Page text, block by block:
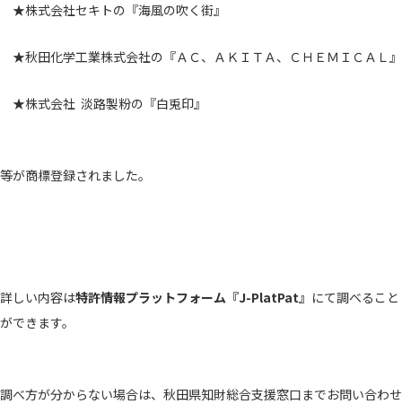
★株式会社セキトの『海風の吹く街』
★秋田化学工業株式会社の『ＡＣ、ＡＫＩＴＡ、ＣＨＥＭＩＣＡＬ』
★株式会社 淡路製粉の『白兎印』
等が商標登録されました。
詳しい内容は特許情報プラットフォーム『J-PlatPat』 にて調べること
ができます。
調べ方が分からない場合は、秋田県知財総合支援窓口までお問い合わせ